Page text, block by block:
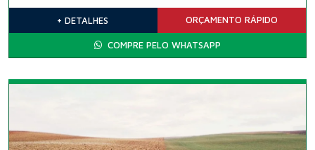
+ DETALHES ORÇAMENTO RÁPIDO
COMPRE PELO WHATSAPP